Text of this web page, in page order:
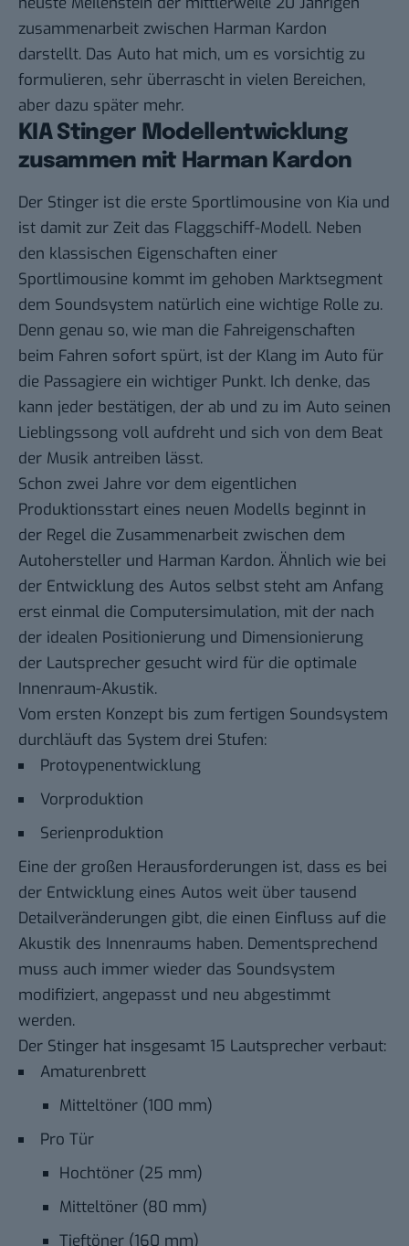
zusammenarbeit zwischen Harman Kardon
darstellt. Das Auto hat mich, um es vorsichtig zu
formulieren, sehr überrascht in vielen Bereichen,
aber dazu später mehr.
KIA Stinger Modellentwicklung
zusammen mit Harman Kardon
Der Stinger ist die erste Sportlimousine von Kia und
ist damit zur Zeit das Flaggschiff-Modell. Neben
den klassischen Eigenschaften einer
Sportlimousine kommt im gehoben Marktsegment
dem Soundsystem natürlich eine wichtige Rolle zu.
Denn genau so, wie man die Fahreigenschaften
beim Fahren sofort spürt, ist der Klang im Auto für
die Passagiere ein wichtiger Punkt. Ich denke, das
kann jeder bestätigen, der ab und zu im Auto seinen
Lieblingssong voll aufdreht und sich von dem Beat
der Musik antreiben lässt.
Schon zwei Jahre vor dem eigentlichen
Produktionsstart eines neuen Modells beginnt in
der Regel die Zusammenarbeit zwischen dem
Autohersteller und Harman Kardon. Ähnlich wie bei
der Entwicklung des Autos selbst steht am Anfang
erst einmal die Computersimulation, mit der nach
der idealen Positionierung und Dimensionierung
der Lautsprecher gesucht wird für die optimale
Innenraum-Akustik.
Vom ersten Konzept bis zum fertigen Soundsystem
durchläuft das System drei Stufen:
Protoypenentwicklung
Vorproduktion
Serienproduktion
Eine der großen Herausforderungen ist, dass es bei
der Entwicklung eines Autos weit über tausend
Detailveränderungen gibt, die einen Einfluss auf die
Akustik des Innenraums haben. Dementsprechend
muss auch immer wieder das Soundsystem
modifiziert, angepasst und neu abgestimmt
werden.
Der Stinger hat insgesamt 15 Lautsprecher verbaut:
Amaturenbrett
Mitteltöner (100 mm)
Pro Tür
Hochtöner (25 mm)
Mitteltöner (80 mm)
Tieftöner (160 mm)